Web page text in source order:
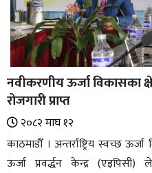
नवीकरणीय ऊर्जा विकासका
रोजगारी प्राप्त
२०८२ माघ १२
काठमाडौँ । अन्तर्राष्ट्रिय स्वच्छ
ऊर्जा प्रवर्द्धन केन्द्र